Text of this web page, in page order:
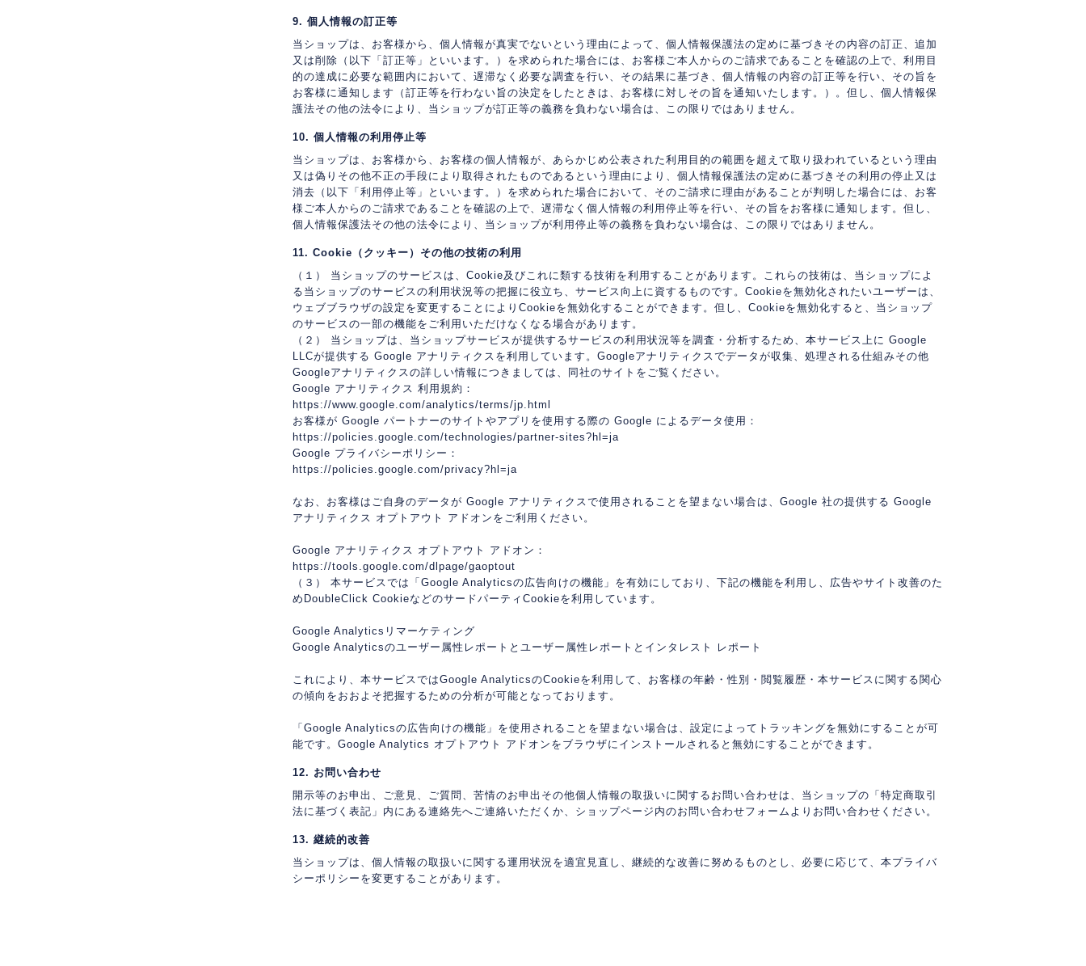
9. 個人情報の訂正等
当ショップは、お客様から、個人情報が真実でないという理由によって、個人情報保護法の定めに基づきその内容の訂正、追加
又は削除（以下「訂正等」といいます。）を求められた場合には、お客様ご本人からのご請求であることを確認の上で、利用目
的の達成に必要な範囲内において、遅滞なく必要な調査を行い、その結果に基づき、個人情報の内容の訂正等を行い、その旨を
お客様に通知します（訂正等を行わない旨の決定をしたときは、お客様に対しその旨を通知いたします。）。但し、個人情報保
護法その他の法令により、当ショップが訂正等の義務を負わない場合は、この限りではありません。
10. 個人情報の利用停止等
当ショップは、お客様から、お客様の個人情報が、あらかじめ公表された利用目的の範囲を超えて取り扱われているという理由
又は偽りその他不正の手段により取得されたものであるという理由により、個人情報保護法の定めに基づきその利用の停止又は
消去（以下「利用停止等」といいます。）を求められた場合において、そのご請求に理由があることが判明した場合には、お客
様ご本人からのご請求であることを確認の上で、遅滞なく個人情報の利用停止等を行い、その旨をお客様に通知します。但し、
個人情報保護法その他の法令により、当ショップが利用停止等の義務を負わない場合は、この限りではありません。
11. Cookie（クッキー）その他の技術の利用
（１） 当ショップのサービスは、Cookie及びこれに類する技術を利用することがあります。これらの技術は、当ショップによ
る当ショップのサービスの利用状況等の把握に役立ち、サービス向上に資するものです。Cookieを無効化されたいユーザーは、
ウェブブラウザの設定を変更することによりCookieを無効化することができます。但し、Cookieを無効化すると、当ショップ
のサービスの一部の機能をご利用いただけなくなる場合があります。
（２） 当ショップは、当ショップサービスが提供するサービスの利用状況等を調査・分析するため、本サービス上に Google
LLCが提供する Google アナリティクスを利用しています。Googleアナリティクスでデータが収集、処理される仕組みその他
Googleアナリティクスの詳しい情報につきましては、同社のサイトをご覧ください。
Google アナリティクス 利用規約：
https://www.google.com/analytics/terms/jp.html
お客様が Google パートナーのサイトやアプリを使用する際の Google によるデータ使用：
https://policies.google.com/technologies/partner-sites?hl=ja
Google プライバシーポリシー：
https://policies.google.com/privacy?hl=ja
なお、お客様はご自身のデータが Google アナリティクスで使用されることを望まない場合は、Google 社の提供する Google
アナリティクス オプトアウト アドオンをご利用ください。
Google アナリティクス オプトアウト アドオン：
https://tools.google.com/dlpage/gaoptout
（３） 本サービスでは「Google Analyticsの広告向けの機能」を有効にしており、下記の機能を利用し、広告やサイト改善のた
めDoubleClick CookieなどのサードパーティCookieを利用しています。
Google Analyticsリマーケティング
Google Analyticsのユーザー属性レポートとユーザー属性レポートとインタレスト レポート
これにより、本サービスではGoogle AnalyticsのCookieを利用して、お客様の年齢・性別・閲覧履歴・本サービスに関する関心
の傾向をおおよそ把握するための分析が可能となっております。
「Google Analyticsの広告向けの機能」を使用されることを望まない場合は、設定によってトラッキングを無効にすることが可
能です。Google Analytics オプトアウト アドオンをブラウザにインストールされると無効にすることができます。
12. お問い合わせ
開示等のお申出、ご意見、ご質問、苦情のお申出その他個人情報の取扱いに関するお問い合わせは、当ショップの「特定商取引
法に基づく表記」内にある連絡先へご連絡いただくか、ショップページ内のお問い合わせフォームよりお問い合わせください。
13. 継続的改善
当ショップは、個人情報の取扱いに関する運用状況を適宜見直し、継続的な改善に努めるものとし、必要に応じて、本プライバ
シーポリシーを変更することがあります。